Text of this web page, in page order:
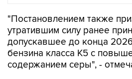
"Постановлением также
утратившим силу ранее
допускавшее до конца
бензина класса К5 с
содержанием серы", -